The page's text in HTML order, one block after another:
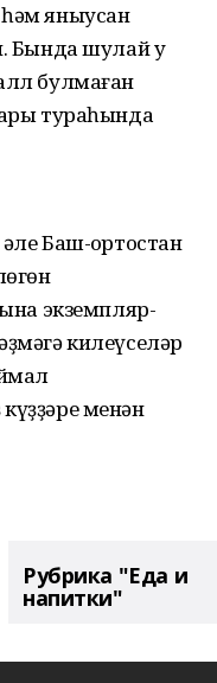
яныусан
Бында шулай уҡ
булмаған
тураһында
Баш-ҡортостан
экземпляр-
килеүселәр
менән
Рубрика "Еда и
напитки"